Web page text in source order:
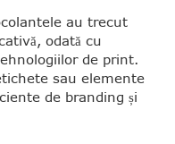
au trecut
odată cu
de print.
sau elemente
de branding și